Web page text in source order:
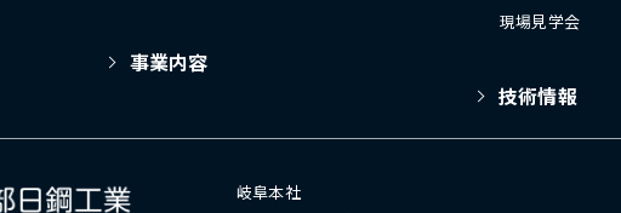
事業内容
現場見学会
技術情報
岐阜本社